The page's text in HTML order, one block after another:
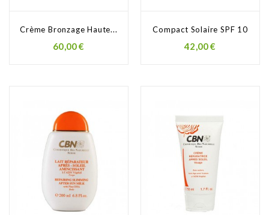
Crème Bronzage Haute...
60,00 €
Compact Solaire SPF 10
42,00 €